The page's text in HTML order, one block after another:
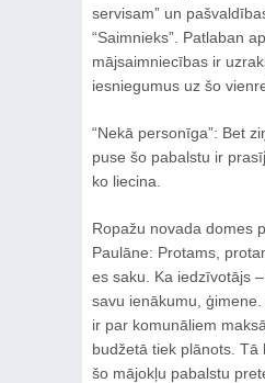
servisam” un
“Saimnieks”. Patlaban
mājsaimniecības ir
iesniegumus uz šo
“Nekā personīga”: Bet
puse šo pabalstu ir
ko liecina.
Ropažu novada domes
Paulāne: Protams,
es saku. Ka iedzīvotājs
savu ienākumu,
ir par komunāliem
budžetā tiek plānots. Tā
šo mājokļu pabalstu